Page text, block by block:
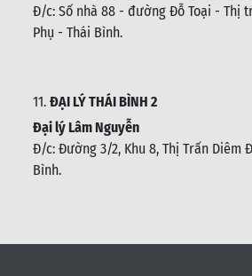
Đ/c: Số nhà 88 - đường Đỗ Toại - Thị
Phụ - Thái Bình.
11. ĐẠI LÝ THÁI BÌNH 2
Đại lý Lâm Nguyễn
Đ/c: Đường 3/2, Khu 8, Thị Trấn Diêm
Bình.